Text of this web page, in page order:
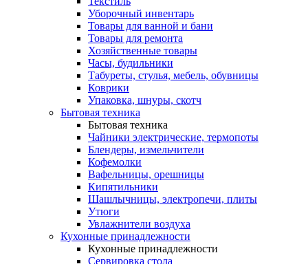
Уборочный инвентарь
Товары для ванной и бани
Товары для ремонта
Хозяйственные товары
Часы, будильники
Табуреты, стулья, мебель, обувницы
Коврики
Упаковка, шнуры, скотч
Бытовая техника
Бытовая техника
Чайники электрические, термопоты
Блендеры, измельчители
Кофемолки
Вафельницы, орешницы
Кипятильники
Шашлычницы, электропечи, плиты
Утюги
Увлажнители воздуха
Кухонные принадлежности
Кухонные принадлежности
Сервировка стола